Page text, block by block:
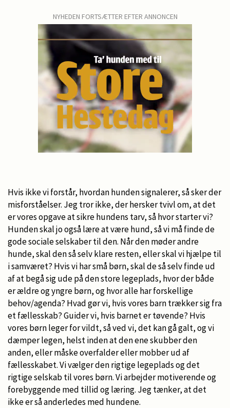
NYHEDEN FORTSÆTTER EFTER ANNONCEN
Hvis ikke vi forstår, hvordan hunden signalerer, så sker der
misforståelser. Jeg tror ikke, der hersker tvivl om, at det
er vores opgave at sikre hundens tarv, så hvor starter vi?
Hunden skal jo også lære at være hund, så vi må finde de
gode sociale selskaber til den. Når den møder andre
hunde, skal den så selv klare resten, eller skal vi hjælpe til
i samværet? Hvis vi har små børn, skal de så selv finde ud
af at begå sig ude på den store legeplads, hvor der både
er ældre og yngre børn, og hvor alle har forskellige
behov/agenda? Hvad gør vi, hvis vores barn trækker sig fra
et fællesskab? Guider vi, hvis barnet er tøvende? Hvis
vores børn leger for vildt, så ved vi, det kan gå galt, og vi
dæmper legen, helst inden at den ene skubber den
anden, eller måske overfalder eller mobber ud af
fællesskabet. Vi vælger den rigtige legeplads og det
rigtige selskab til vores børn. Vi arbejder motiverende og
forebyggende med tillid og læring. Jeg tænker, at det
ikke er så anderledes med hundene.